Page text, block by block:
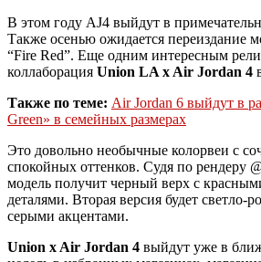
В этом году AJ4 выйдут в
Также осенью ожидается переиздание
“Fire Red”. Еще одним интересным
коллаборация Union LA x Air Jordan 4
Также по теме: Air Jordan 6 выйдут в
Green» в семейных размерах
Это довольно необычные колорвеи с
спокойных оттенков. Судя по рендеру
модель получит черный верх с
деталями. Вторая версия будет светло-
серыми акцентами.
Union x Air Jordan 4 выйдут уже в